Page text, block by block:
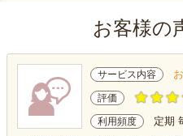
お客様の
サービス内容
評価
利用頻度 定期